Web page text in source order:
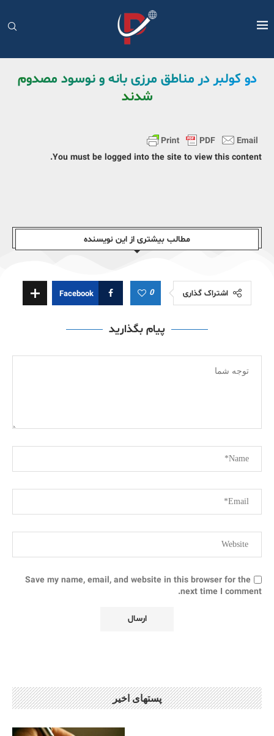
دو کولبر در مناطق مرزی بانه و نوسود مصدوم
شدند
You must be logged into the site to view this content.
مطالب بیشتری از این نویسندە
اشتراک گذاری 0
Facebook
پیام بگذارید
Save my name, email, and website in this browser for the
next time I comment.
پستهای اخیر